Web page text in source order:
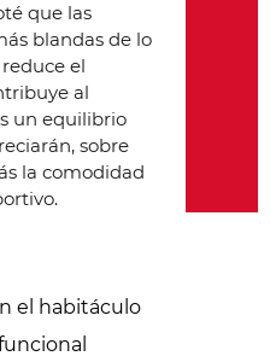
que las
blandas de lo
el
al
un equilibrio
sobre
la comodidad
el habitáculo